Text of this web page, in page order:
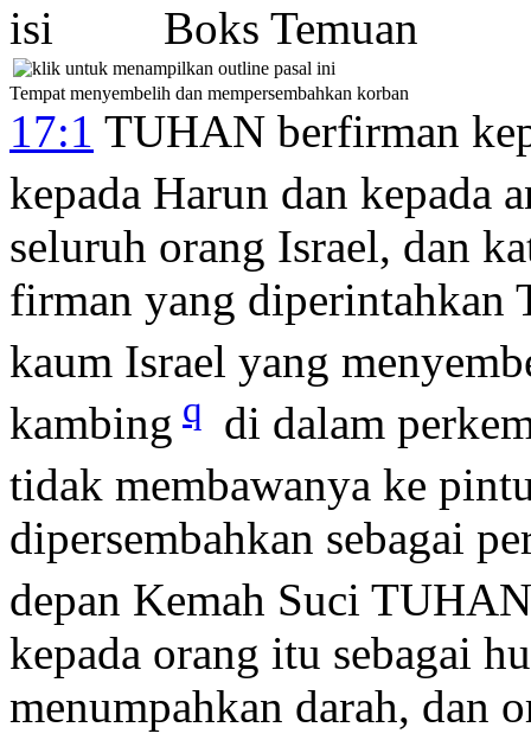
Boks Temuan
Tempat menyembelih dan mempersembahkan korban
17:1 TUHAN berfirman
kepada Harun dan kepada
seluruh orang Israel, dan
firman yang
kaum Israel yang
kambing q di dalam
tidak membawanya ke
dipersembahkan sebagai
depan Kemah Suci
kepada orang itu sebagai
menumpahkan darah, dan